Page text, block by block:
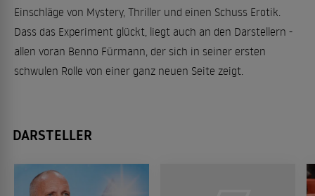
Einschläge von Mystery, Thriller und einen Schuss Erotik.
Dass das Experiment glückt, liegt auch an den Darstellern -
allen voran Benno Fürmann, der sich in seiner ersten
schwulen Rolle von einer ganz neuen Seite zeigt.
DARSTELLER